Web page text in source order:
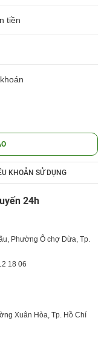
tiền
KHOẢN SỬ DỤNG
24h
Phường Ô chợ Dừa, Tp.
18 06
Xuân Hòa, Tp. Hồ Chí